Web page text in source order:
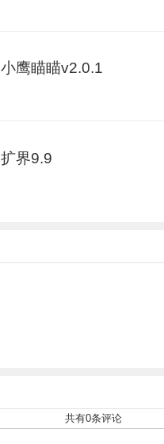
小鹰瞄瞄v2.0.1
扩界9.9
共有0条评论